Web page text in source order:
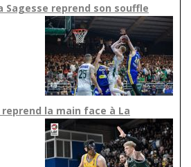
Sagesse reprend son souffle
reprend la main face à La